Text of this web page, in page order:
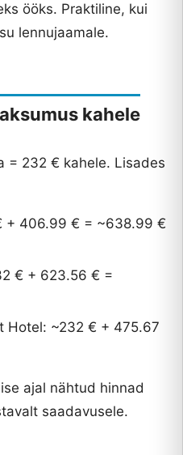
ööks. Praktiline, kui
lennujaamale.
kahele
= 232 € kahele. Lisades
+ 406.99 € = ~638.99 €
€ + 623.56 € =
Hotel: ~232 € + 475.67
ajal nähtud hinnad
saadavusele.